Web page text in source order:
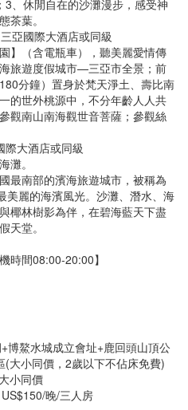
、休閒自在的沙灘漫步，感受神
茶葉。
亞國際大酒店或同級
】（含電瓶車），聽美麗愛情傳
旅遊度假城市—三亞市全景；前
分鐘）置身於梵天淨土、壽比南
的世外桃源中，不分年齡人人共
觀南山南海觀世音菩薩；參觀絲
際大酒店或同級
灘。
最南部的濱海旅遊城市，被稱為
美麗的海濱風光。沙灘、潛水、海
椰林樹影為伴，在碧海藍天下盡
天堂。
時間08:00-20:00】
博鰲水城成立會址+鹿回頭山頂公
大小同價，2歲以下不佔床免費)
小同價
晚/三人房